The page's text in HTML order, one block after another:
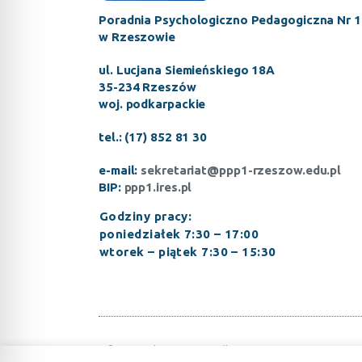
Poradnia Psychologiczno Pedagogiczna Nr 1
w Rzeszowie
ul. Lucjana Siemieńskiego 18A
35-234 Rzeszów
woj. podkarpackie
tel.: (17) 852 81 30
e-mail: sekretariat@ppp1-rzeszow.edu.pl
BIP: ppp1.ires.pl
Godziny pracy:
poniedziałek 7:30 – 17:00
wtorek – piątek 7:30 – 15:30